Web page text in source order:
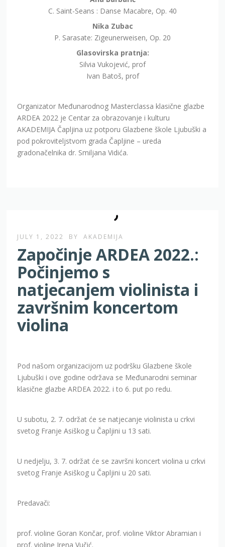
Nika Zubac
P. Sarasate: Zigeunerweisen, Op. 20
Glasovirska pratnja:
Silvia Vukojević, prof
Ivan Batoš, prof
ARDEA 2022 je Centar za obrazovanje i kulturu
AKADEMIJA Čapljina uz potporu Glazbene škole Ljubuški a
pod pokroviteljstvom grada Čapljine – ureda
gradonačelnika dr. Smiljana Vidića.
AKADEMIJA
Započinje ARDEA 2022.:
Počinjemo s
natjecanjem violinista i
završnim koncertom
violina
Ljubuški i ove godine održava se Međunarodni seminar
klasične glazbe ARDEA 2022. i to 6. put po redu.
svetog Franje Asiškog u Čapljini u 13 sati.
svetog Franje Asiškog u Čapljini u 20 sati.
prof. violine Irena Vučić.